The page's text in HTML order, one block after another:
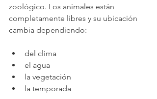
zoológico. Los animales están
completamente libres y su ubicación
cambia dependiendo:
del clima
el agua
la vegetación
la temporada